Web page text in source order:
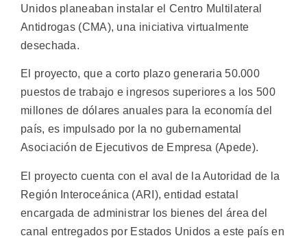
Unidos planeaban instalar el Centro Multilateral
Antidrogas (CMA), una iniciativa virtualmente
desechada.
El proyecto, que a corto plazo generaria 50.000
puestos de trabajo e ingresos superiores a los 500
millones de dólares anuales para la economía del
país, es impulsado por la no gubernamental
Asociación de Ejecutivos de Empresa (Apede).
El proyecto cuenta con el aval de la Autoridad de la
Región Interoceánica (ARI), entidad estatal
encargada de administrar los bienes del área del
canal entregados por Estados Unidos a este país en